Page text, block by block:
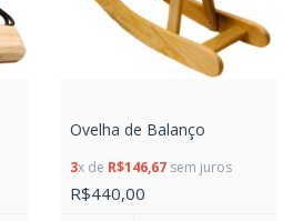
Ovelha de Balanço
3x de R$146,67 sem juros
R$440,00